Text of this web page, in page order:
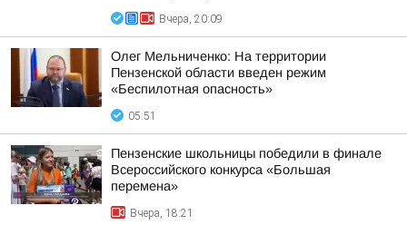
Вчера, 20:09
Олег Мельниченко: На территории
Пензенской области введен режим
«Беспилотная опасность»
05:51
Пензенские школьницы победили в финале
Всероссийского конкурса «Большая
перемена»
Вчера, 18:21